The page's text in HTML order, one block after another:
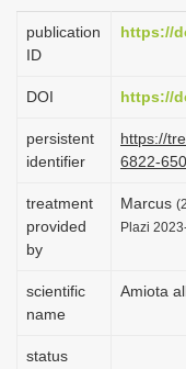
publication
ID
https://
DOI https://
persistent
identifier
https://
6822-
treatment
provided
by
Marcus
Plazi
scientific
name
Amiota
status